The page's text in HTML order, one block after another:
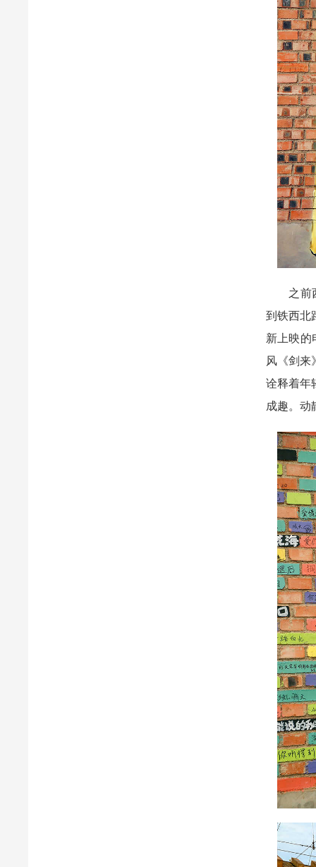
之前西
到铁西北
新上映的
风《剑来
诠释着年
成趣。动